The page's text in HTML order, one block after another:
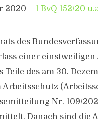
2020 – 1 BvQ 152/20
des
einer
des am 30.
Arbeitsschutz
Nr. 109/
Danach sind die